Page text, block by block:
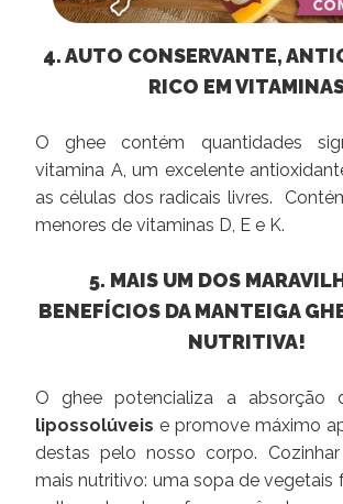
4. AUTO CONSERVANTE,
RICO EM
O ghee contém quantidades
vitamina A, um excelente
as células dos radicais livres.
menores de vitaminas D, E e K.
5. MAIS UM DOS
BENEFÍCIOS DA MANTEIGA
NUTRITIVA!
O ghee potencializa a absorção
lipossolúveis e promove máximo
destas pelo nosso corpo.
mais nutritivo: uma sopa de vegetais